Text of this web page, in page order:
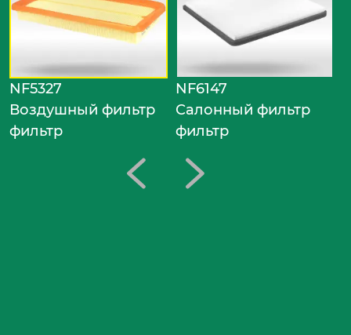
NF5327
Воздушный фильтр
фильтр
NF6147
Салонный фильтр
фильтр